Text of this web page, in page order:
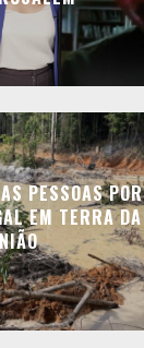
PESSOAS POR
EM TERRA DA